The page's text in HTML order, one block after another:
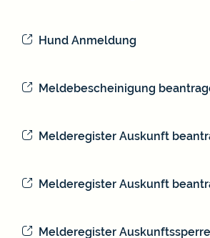
Hund Anmeldung
Meldebescheinigung
Melderegister Auskunft
Melderegister Auskunft
Melderegister